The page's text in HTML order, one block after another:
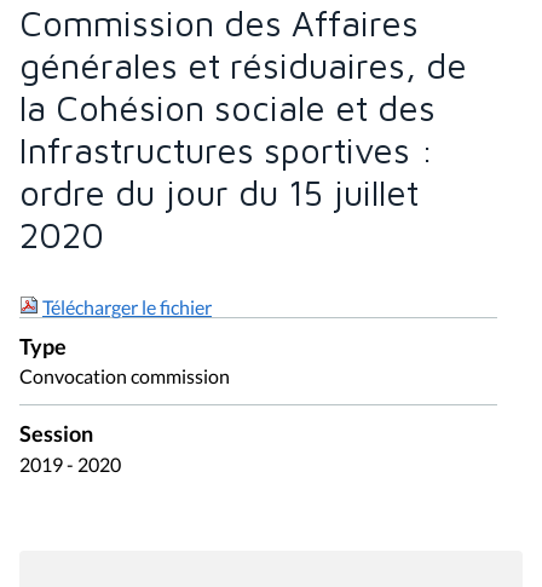
Commission des Affaires
générales et résiduaires, de
la Cohésion sociale et des
Infrastructures sportives :
ordre du jour du 15 juillet
2020
Télécharger le fichier
Type
Convocation commission
Session
2019 - 2020